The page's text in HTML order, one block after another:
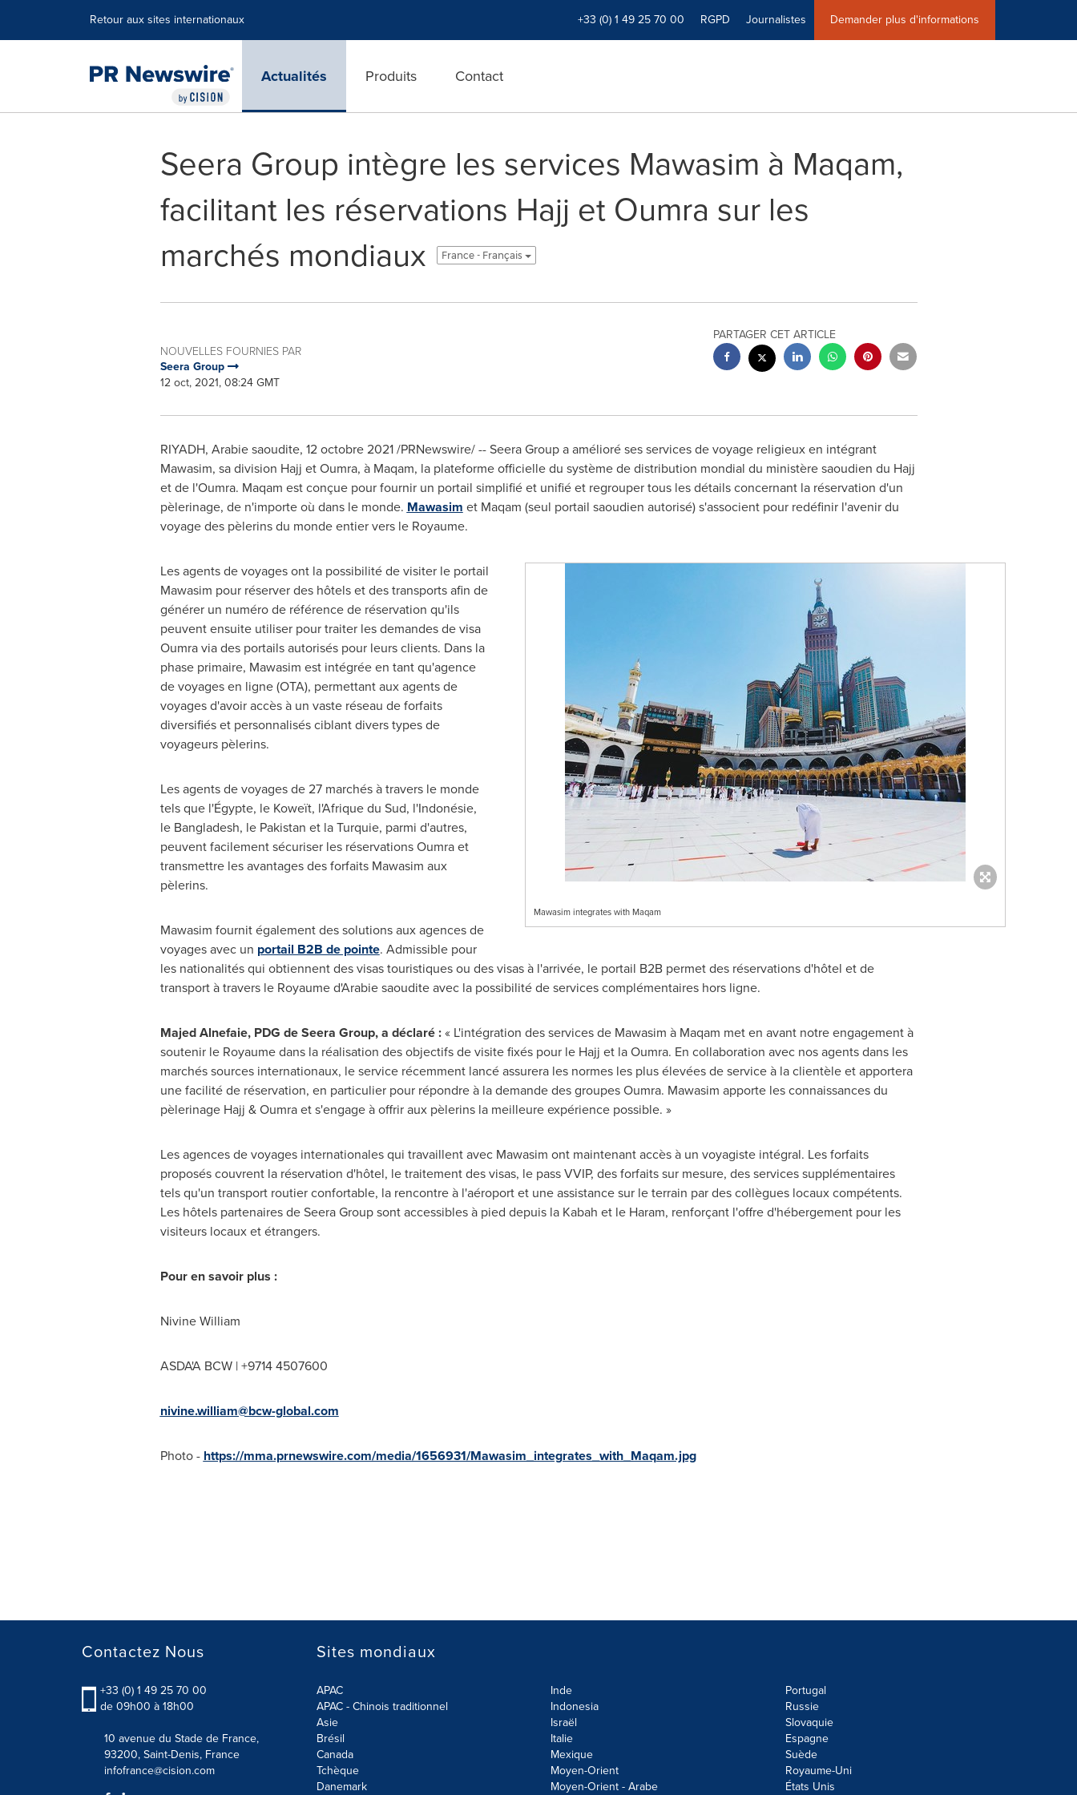
Retour aux sites internationaux +33 (0) 1 49 25 70 00 RGPD Journalistes Demander plus d'informations
Actualités Produits Contact
Seera Group intègre les services Mawasim à Maqam,
facilitant les réservations Hajj et Oumra sur les
marchés mondiaux
France - Français
NOUVELLES FOURNIES PAR
Seera Group
12 oct, 2021, 08:24 GMT
PARTAGER CET ARTICLE
RIYADH, Arabie saoudite, 12 octobre 2021 /PRNewswire/ -- Seera Group a amélioré ses services de voyage religieux en intégrant
Mawasim, sa division Hajj et Oumra, à Maqam, la plateforme officielle du système de distribution mondial du ministère saoudien du Hajj
et de l'Oumra. Maqam est conçue pour fournir un portail simplifié et unifié et regrouper tous les détails concernant la réservation d'un
pèlerinage, de n'importe où dans le monde. Mawasim et Maqam (seul portail saoudien autorisé) s'associent pour redéfinir l'avenir du
voyage des pèlerins du monde entier vers le Royaume.
Mawasim integrates with Maqam
Les agents de voyages ont la possibilité de visiter le portail
Mawasim pour réserver des hôtels et des transports afin de
générer un numéro de référence de réservation qu'ils
peuvent ensuite utiliser pour traiter les demandes de visa
Oumra via des portails autorisés pour leurs clients. Dans la
phase primaire, Mawasim est intégrée en tant qu'agence
de voyages en ligne (OTA), permettant aux agents de
voyages d'avoir accès à un vaste réseau de forfaits
diversifiés et personnalisés ciblant divers types de
voyageurs pèlerins.
Les agents de voyages de 27 marchés à travers le monde
tels que l'Égypte, le Koweït, l'Afrique du Sud, l'Indonésie,
le Bangladesh, le Pakistan et la Turquie, parmi d'autres,
peuvent facilement sécuriser les réservations Oumra et
transmettre les avantages des forfaits Mawasim aux
pèlerins.
Mawasim fournit également des solutions aux agences de
voyages avec un portail B2B de pointe. Admissible pour
les nationalités qui obtiennent des visas touristiques ou des visas à l'arrivée, le portail B2B permet des réservations d'hôtel et de
transport à travers le Royaume d'Arabie saoudite avec la possibilité de services complémentaires hors ligne.
Majed Alnefaie, PDG de Seera Group, a déclaré :« L'intégration des services de Mawasim à Maqam met en avant notre engagement à
soutenir le Royaume dans la réalisation des objectifs de visite fixés pour le Hajj et la Oumra. En collaboration avec nos agents dans les
marchés sources internationaux, le service récemment lancé assurera les normes les plus élevées de service à la clientèle et apportera
une facilité de réservation, en particulier pour répondre à la demande des groupes Oumra. Mawasim apporte les connaissances du
pèlerinage Hajj & Oumra et s'engage à offrir aux pèlerins la meilleure expérience possible. »
Les agences de voyages internationales qui travaillent avec Mawasim ont maintenant accès à un voyagiste intégral. Les forfaits
proposés couvrent la réservation d'hôtel, le traitement des visas, le pass VVIP, des forfaits sur mesure, des services supplémentaires
tels qu'un transport routier confortable, la rencontre à l'aéroport et une assistance sur le terrain par des collègues locaux compétents.
Les hôtels partenaires de Seera Group sont accessibles à pied depuis la Kabah et le Haram, renforçant l'offre d'hébergement pour les
visiteurs locaux et étrangers.
Pour en savoir plus :
Nivine William
ASDA'A BCW | +9714 4507600
nivine.william@bcw-global.com
Photo - https://mma.prnewswire.com/media/1656931/Mawasim_integrates_with_Maqam.jpg
Contactez Nous
+33 (0) 1 49 25 70 00
de 09h00 à 18h00
10 avenue du Stade de France,
93200, Saint-Denis, France
infofrance@cision.com
Sites mondiaux
APAC
APAC - Chinois traditionnel
Asie
Brésil
Canada
Tchèque
Danemark
Inde
Indonesia
Israël
Italie
Mexique
Moyen-Orient
Moyen-Orient - Arabe
Portugal
Russie
Slovaquie
Espagne
Suède
Royaume-Uni
États Unis